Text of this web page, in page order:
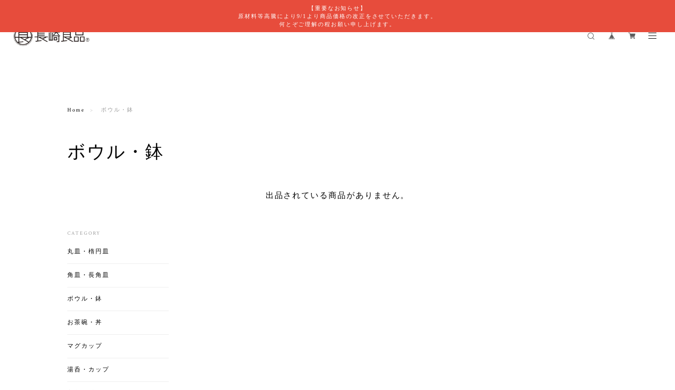
【重要なお知らせ】
原材料等高騰により9/1より商品価格の改正をさせていただきます。
何とぞご理解の程お願い申し上げます。
Home ボウル・鉢
ボウル・鉢
出品されている商品がありません。
CATEGORY
丸皿・楕円皿
角皿・長角皿
ボウル・鉢
お茶碗・丼
マグカップ
湯呑・カップ